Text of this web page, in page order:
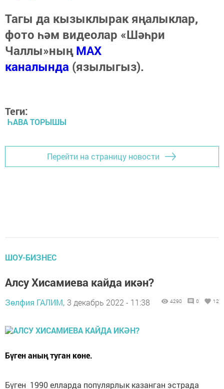
Тагы да кызыклырак яңалыклар,
фото һәм видеолар «Шәһри
Чаллы»ныңMAX
каналында (язылыгыз).
Теги:
ҺАВА ТОРЫШЫ
Перейти на страницу новости
ШОУ-БИЗНЕС
Алсу Хисамиева кайда икән?
Зөлфия ГАЛИМ, 3 декабрь 2022 - 11:38 4290 0 12
Бүген аның туган көне.
Бүген 1990 елларда популярлык казанган эстрада